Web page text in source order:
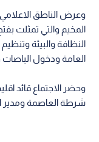
وعرض الناطق
المخيم والتي تمثلت
النظافة والبيئة
العامة ودخول
وحضر الاجتماع قائد
شرطة العاصمة ومدير